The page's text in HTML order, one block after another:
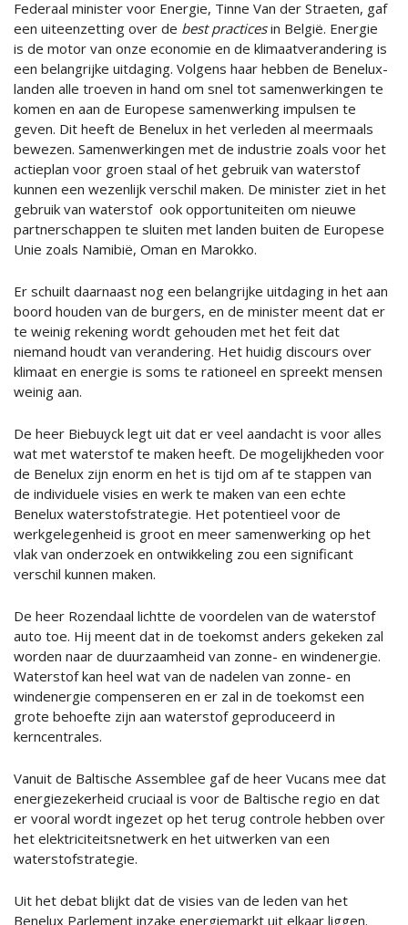
Federaal minister voor Energie, Tinne Van der Straeten, gaf
een uiteenzetting over de best practicesin België. Energie
is de motor van onze economie en de klimaatverandering is
een belangrijke uitdaging. Volgens haar hebben de Benelux-
landen alle troeven in hand om snel tot samenwerkingen te
komen en aan de Europese samenwerking impulsen te
geven. Dit heeft de Benelux in het verleden al meermaals
bewezen. Samenwerkingen met de industrie zoals voor het
actieplan voor groen staal of het gebruik van waterstof
kunnen een wezenlijk verschil maken. De minister ziet in het
gebruik van waterstof ook opportuniteiten om nieuwe
partnerschappen te sluiten met landen buiten de Europese
Unie zoals Namibië, Oman en Marokko.
Er schuilt daarnaast nog een belangrijke uitdaging in het aan
boord houden van de burgers, en de minister meent dat er
te weinig rekening wordt gehouden met het feit dat
niemand houdt van verandering. Het huidig discours over
klimaat en energie is soms te rationeel en spreekt mensen
weinig aan.
De heer Biebuyck legt uit dat er veel aandacht is voor alles
wat met waterstof te maken heeft. De mogelijkheden voor
de Benelux zijn enorm en het is tijd om af te stappen van
de individuele visies en werk te maken van een echte
Benelux waterstofstrategie. Het potentieel voor de
werkgelegenheid is groot en meer samenwerking op het
vlak van onderzoek en ontwikkeling zou een significant
verschil kunnen maken.
De heer Rozendaal lichtte de voordelen van de waterstof
auto toe. Hij meent dat in de toekomst anders gekeken zal
worden naar de duurzaamheid van zonne- en windenergie.
Waterstof kan heel wat van de nadelen van zonne- en
windenergie compenseren en er zal in de toekomst een
grote behoefte zijn aan waterstof geproduceerd in
kerncentrales.
Vanuit de Baltische Assemblee gaf de heer Vucans mee dat
energiezekerheid cruciaal is voor de Baltische regio en dat
er vooral wordt ingezet op het terug controle hebben over
het elektriciteitsnetwerk en het uitwerken van een
waterstofstrategie.
Uit het debat blijkt dat de visies van de leden van het
Benelux Parlement inzake energiemarkt uit elkaar liggen.